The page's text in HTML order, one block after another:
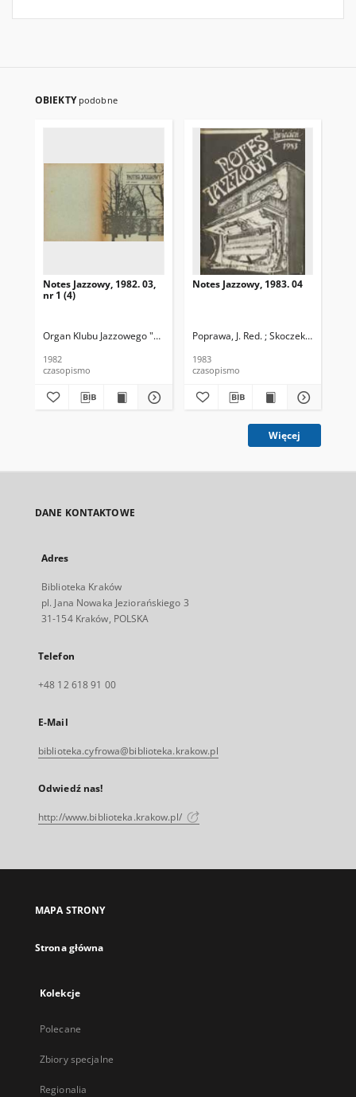
OBIEKTY podobne
Notes Jazzowy, 1982. 03,
nr 1 (4)
Organ Klubu Jazzowego "Rotunda" Skoczek, T. Red.
1982
czasopismo
Notes Jazzowy, 1983. 04
Poprawa, J. Red. ; Skoczek T. Red.
1983
czasopismo
Więcej
DANE KONTAKTOWE
Adres
Biblioteka Kraków
pl. Jana Nowaka Jeziorańskiego 3
31-154 Kraków, POLSKA
Telefon
+48 12 618 91 00
E-Mail
biblioteka.cyfrowa@biblioteka.krakow.pl
Odwiedź nas!
http://www.biblioteka.krakow.pl/
MAPA STRONY
Strona główna
Kolekcje
Polecane
Zbiory specjalne
Regionalia